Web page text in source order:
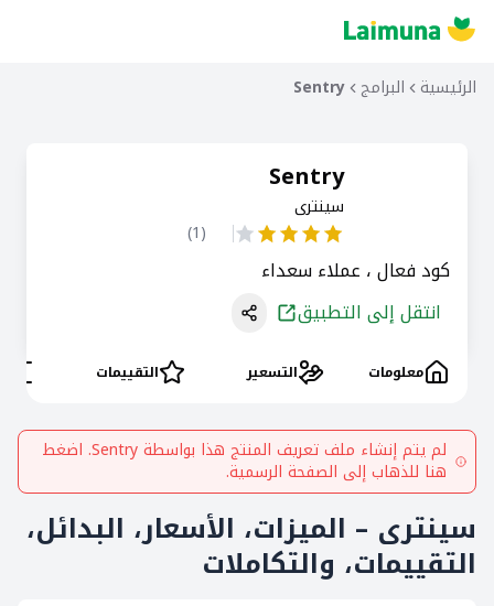
الرئيسية البرامج Sentry
Sentry
سينترى
(
1
)
كود فعال ، عملاء سعداء
انتقل إلى التطبيق
معلومات التسعير التقييمات
لم يتم إنشاء ملف تعريف المنتج هذا بواسطةSentry. اضغط
هنا للذهاب إلى الصفحة الرسمية.
سينترى – الميزات، الأسعار، البدائل،
التقييمات، والتكاملات